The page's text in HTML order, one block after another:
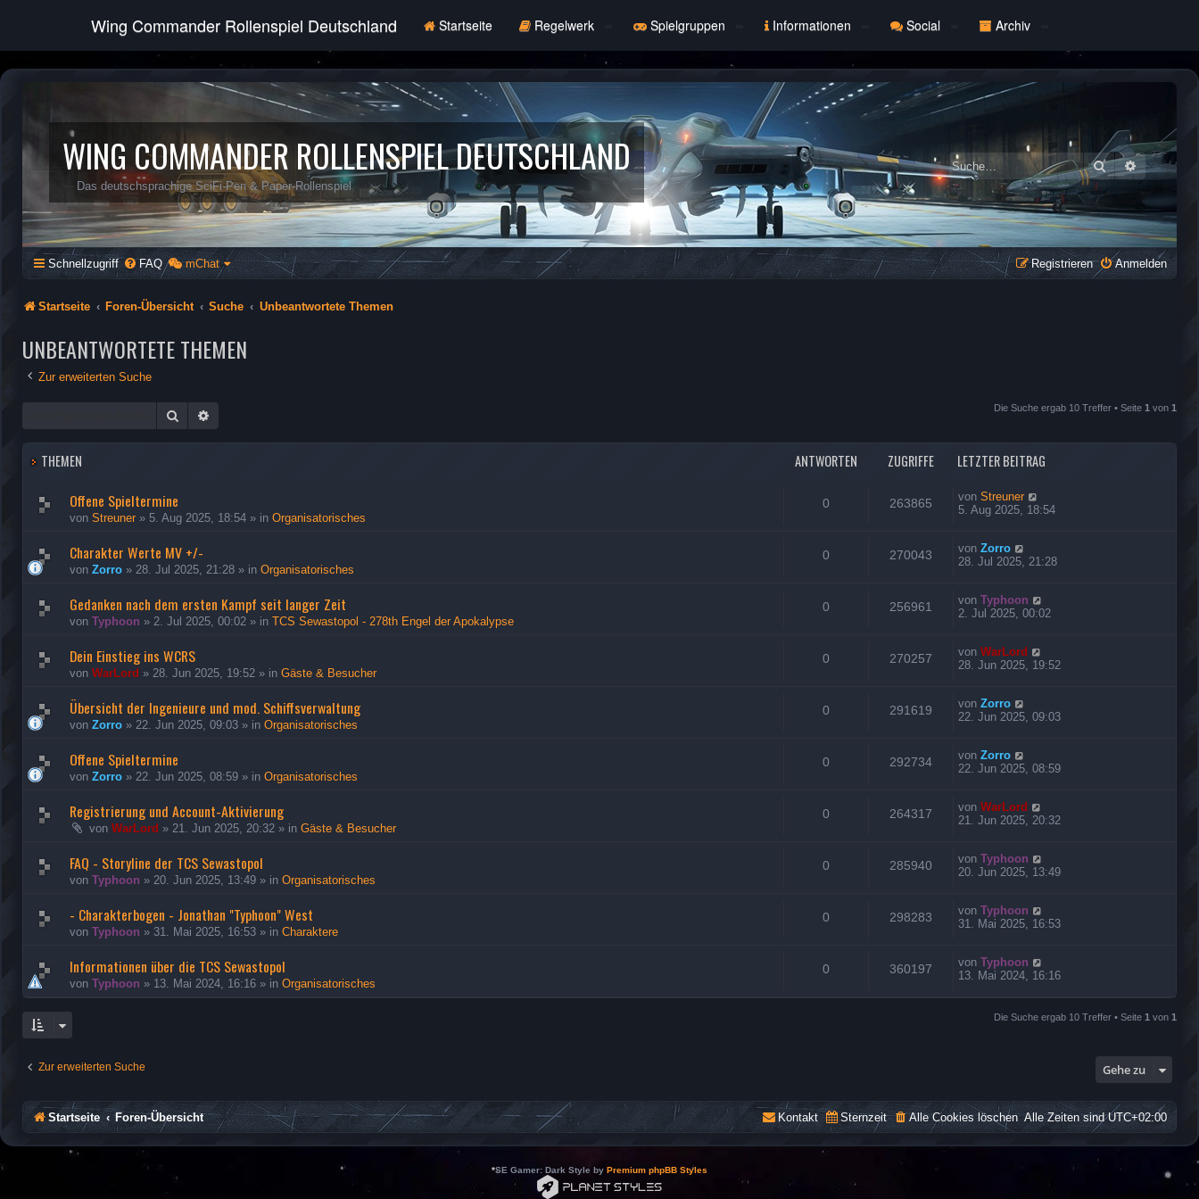
Wing Commander Rollenspiel Deutschland Startseite Regelwerk Spielgruppen Informationen Social Archiv
WING COMMANDER ROLLENSPIEL DEUTSCHLAND
Das deutschsprachige SciFi-Pen & Paper-Rollenspiel
Suche Erweiterte
Schnellzugriff FAQ mChat Anmelden
Registrieren
Startseite Foren-Übersicht Suche Unbeantwortete Themen
UNBEANTWORTETE THEMEN
Zur erweiterten Suche
Suche Die Suche ergab 10 Treffer • Seite 1 von 1
THEMEN ANTWORTEN ZUGRIFFE LETZTER BEITRAG
Offene Spieltermine
von Streuner » 5. Aug 2025, 18:54 » in Organisatorisches
0 263865 von Streuner
5. Aug 2025, 18:54
Charakter Werte MV +/-
von Zorro » 28. Jul 2025, 21:28 » in Organisatorisches
0 270043 von Zorro
28. Jul 2025, 21:28
Gedanken nach dem ersten Kampf seit langer Zeit
von Typhoon » 2. Jul 2025, 00:02 » in TCS Sewastopol - 278th Engel der Apokalypse
0 256961 von Typhoon
2. Jul 2025, 00:02
Dein Einstieg ins WCRS
von WarLord » 28. Jun 2025, 19:52 » in Gäste & Besucher
0 270257 von WarLord
28. Jun 2025, 19:52
Übersicht der Ingenieure und mod. Schiffsverwaltung
von Zorro » 22. Jun 2025, 09:03 » in Organisatorisches
0 291619 von Zorro
22. Jun 2025, 09:03
Offene Spieltermine
von Zorro » 22. Jun 2025, 08:59 » in Organisatorisches
0 292734 von Zorro
22. Jun 2025, 08:59
Registrierung und Account-Aktivierung
von WarLord » 21. Jun 2025, 20:32 » in Gäste & Besucher
0 264317 von WarLord
21. Jun 2025, 20:32
FAQ - Storyline der TCS Sewastopol
von Typhoon » 20. Jun 2025, 13:49 » in Organisatorisches
0 285940 von Typhoon
20. Jun 2025, 13:49
- Charakterbogen - Jonathan "Typhoon" West
von Typhoon » 31. Mai 2025, 16:53 » in Charaktere
0 298283 von Typhoon
31. Mai 2025, 16:53
Informationen über die TCS Sewastopol
von Typhoon » 13. Mai 2024, 16:16 » in Organisatorisches
0 360197 von Typhoon
13. Mai 2024, 16:16
Die Suche ergab 10 Treffer • Seite 1 von 1
Zur erweiterten Suche Gehe zu
Startseite Foren-Übersicht Alle Zeiten sindUTC+02:00
Alle Cookies löschen
Sternzeit
Kontakt
*SE Gamer: Dark Style by Premium phpBB Styles